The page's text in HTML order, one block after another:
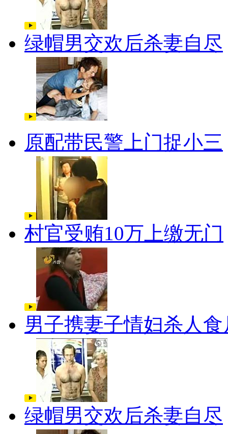
绿帽男交欢后杀妻自尽
原配带民警上门捉小三
村官受贿10万上缴无门
男子携妻子情妇杀人食
绿帽男交欢后杀妻自尽